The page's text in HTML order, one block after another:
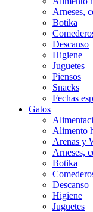
Arneses,
Botika
Descanso
Higiene
Juguetes
Piensos
Snacks
Fechas
Gatos
Alimento
Arenas y
Arneses,
Botika
Descanso
Higiene
Juguetes